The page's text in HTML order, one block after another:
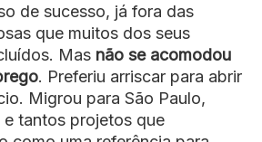
de sucesso, já fora das
que muitos dos seus
Mas não se acomodou
. Preferiu arriscar para abrir
Migrou para São Paulo,
e tantos projetos que